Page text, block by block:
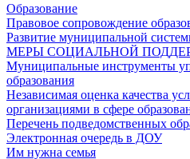
Образование
Правовое сопровождение
Развитие муниципальной
МЕРЫ СОЦИАЛЬНОЙ
Муниципальные инструменты
образования
Независимая оценка качества
организациями в сфере
Перечень подведомственных
Электронная очередь в ДОУ
Им нужна семья